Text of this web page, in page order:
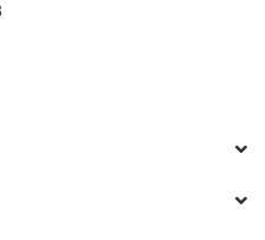
dữ liệu: 3Gb/s
cho: máy tính và thiết bị lưu
5m dây điện nguồn
và đầu ghi
tới tivi
xem qua mạng từ xa trên